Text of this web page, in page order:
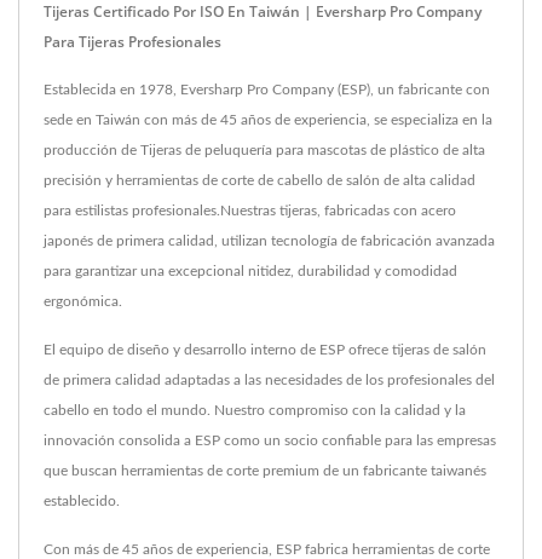
Tijeras Certificado Por ISO En Taiwán | Eversharp Pro Company
Para Tijeras Profesionales
Establecida en 1978, Eversharp Pro Company (ESP), un fabricante con
sede en Taiwán con más de 45 años de experiencia, se especializa en la
producción de Tijeras de peluquería para mascotas de plástico de alta
precisión y herramientas de corte de cabello de salón de alta calidad
para estilistas profesionales.Nuestras tijeras, fabricadas con acero
japonés de primera calidad, utilizan tecnología de fabricación avanzada
para garantizar una excepcional nitidez, durabilidad y comodidad
ergonómica.
El equipo de diseño y desarrollo interno de ESP ofrece tijeras de salón
de primera calidad adaptadas a las necesidades de los profesionales del
cabello en todo el mundo. Nuestro compromiso con la calidad y la
innovación consolida a ESP como un socio confiable para las empresas
que buscan herramientas de corte premium de un fabricante taiwanés
establecido.
Con más de 45 años de experiencia, ESP fabrica herramientas de corte